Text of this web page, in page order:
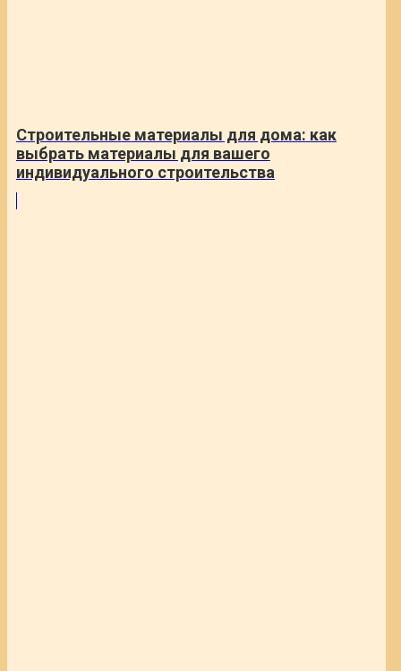
Строительные материалы для дома: как
выбрать материалы для вашего
индивидуального строительства